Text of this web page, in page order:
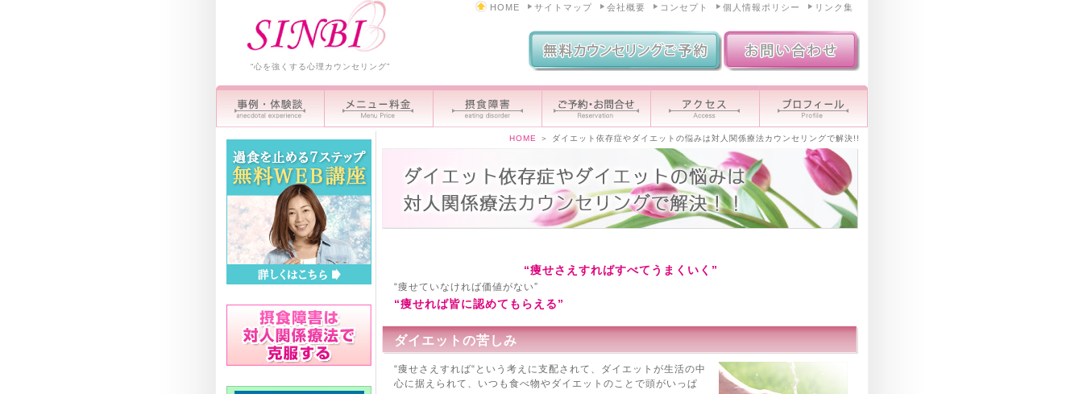
“心を強くする心理カウンセリング”
HOME サイトマップ 会社概要 コンセプト 個人情報ポリシー リンク集
HOME ＞ ダイエット依存症やダイエットの悩みは対人関係療法カウンセリングで解決!!
“痩せさえすればすべてうまくいく”
“痩せていなければ価値がない”
“痩せれば皆に認めてもらえる”
ダイエットの苦しみ
“痩せさえすれば“という考えに支配されて、ダイエットが生活の中
心に据えられて、いつも食べ物やダイエットのことで頭がいっぱ